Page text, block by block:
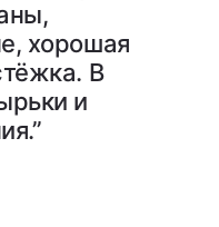
хорошая
В
и